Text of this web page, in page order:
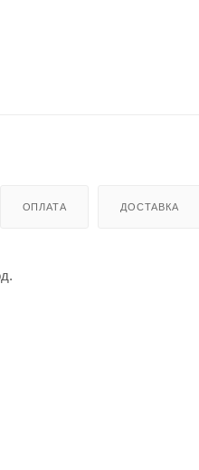
ОПЛАТА ДОСТАВКА